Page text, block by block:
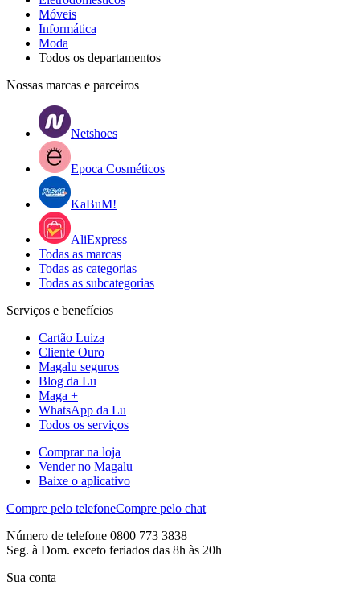
Móveis
Informática
Moda
Todos os departamentos
Nossas marcas e parceiros
Netshoes
Epoca Cosméticos
KaBuM!
AliExpress
Todas as marcas
Todas as categorias
Todas as subcategorias
Serviços e benefícios
Cartão Luiza
Cliente Ouro
Magalu seguros
Blog da Lu
Maga +
WhatsApp da Lu
Todos os serviços
Comprar na loja
Vender no Magalu
Baixe o aplicativo
Compre pelo telefoneCompre pelo chat
Número de telefone 0800 773 3838
Seg. à Dom. exceto feriados das 8h às 20h
Sua conta